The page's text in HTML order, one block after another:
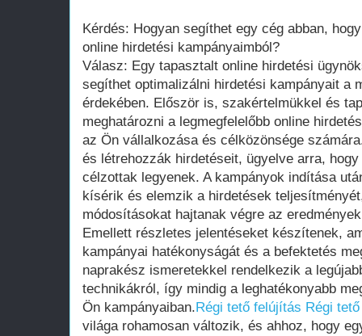
Kérdés: Hogyan segíthet egy cég abban,
online hirdetési kampányaimból?
Válasz: Egy tapasztalt online hirdetési
segíthet optimalizálni hirdetési kampányait a
érdekében. Először is, szakértelmükkel és
meghatározni a legmegfelelőbb online
az Ön vállalkozása és célközönsége
és létrehozzák hirdetéseit, ügyelve arra,
célzottak legyenek. A kampányok indítása
kísérik és elemzik a hirdetések
módosításokat hajtanak végre az
Emellett részletes jelentéseket készítenek,
kampányai hatékonyságát és a befektetés
naprakész ismeretekkel rendelkezik a
technikákról, így mindig a leghatékonyabb
Ön kampányaiban.Régi tető felújítás Régi
világa rohamosan változik, és ahhoz, hogy